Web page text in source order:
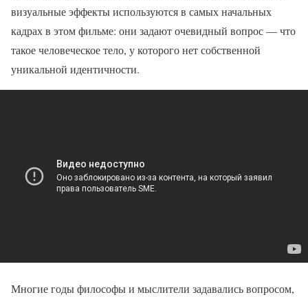
визуальные эффекты используются в самых начальных
кадрах в этом фильме: они задают очевидный вопрос — что
такое человеческое тело, у которого нет собственной
уникальной идентичности.
Многие годы философы и мыслители задавались вопросом,